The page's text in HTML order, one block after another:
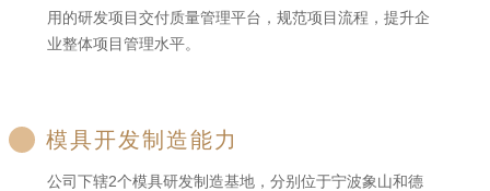
用的研发项目交付质量管理平台，规范项目流程，提升企
业整体项目管理水平。
模具开发制造能力
公司下辖2个模具研发制造基地，分别位于宁波象山和德